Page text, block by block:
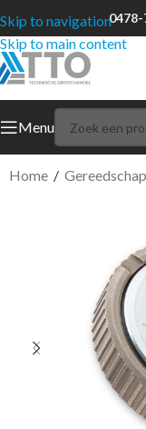
Skip to navigation
Skip to main content
0478-
Menu
Home / Gereedschap